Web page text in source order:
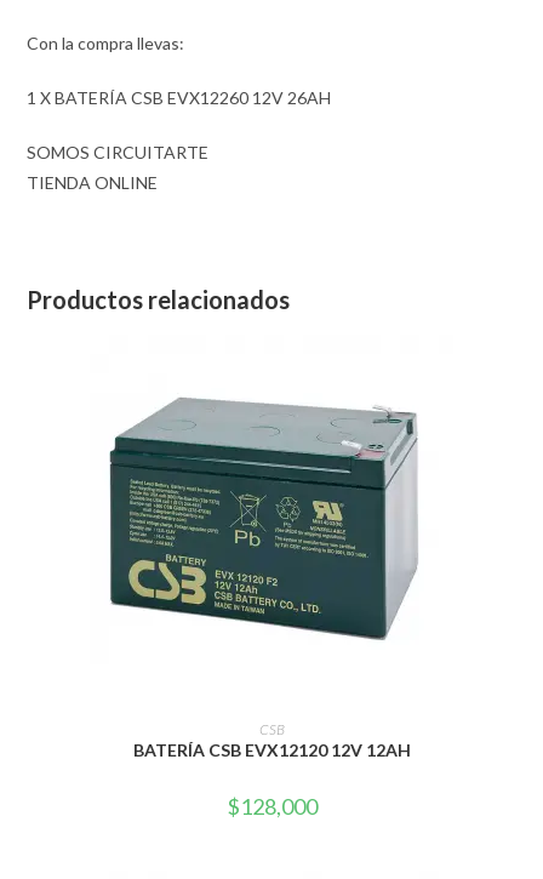
Con la compra llevas:
1 X BATERÍA CSB EVX12260 12V 26AH
SOMOS CIRCUITARTE
TIENDA ONLINE
Productos relacionados
AÑADIR AL CARRITO
CSB
BATERÍA CSB EVX12120 12V 12AH
$128,000